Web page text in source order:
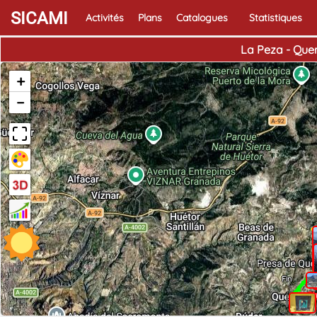
SICAMI Activités Plans Catalogues Statistiques
La Peza -
Fin
+
−